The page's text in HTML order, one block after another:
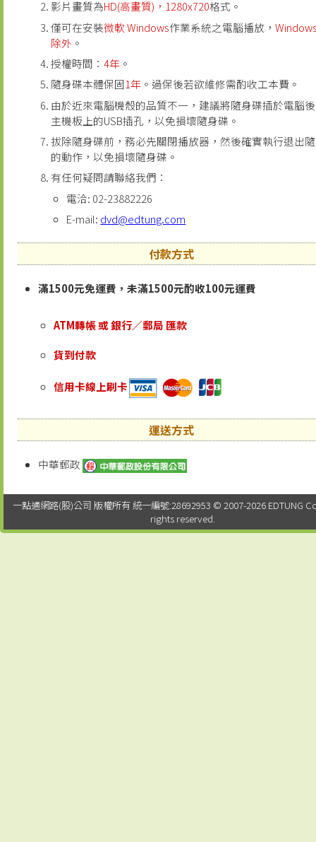
影片畫質為HD(高畫質)，1280x720格式。
僅可在安裝微軟 Windows作業系統之電腦播放，
除外 。
授權時間：4年 。
隨身碟本體保固1年 。過保後若欲維修需酌收工本費。
由於近來電腦機殼的品質不一，建議將隨身碟插於電腦
主機板上的USB插孔，以免損壞隨身碟。
拔除隨身碟前，務必先關閉播放器，然後確實執行退出
的動作，以免損壞隨身碟。
有任何疑問請聯絡我們：
電洽: 02-23882226
E-mail: dvd@edtung.com
付款方式
滿1500元免運費，未滿1500元酌收100元運費
ATM轉帳 或 銀行／郵局 匯款
貨到付款
信用卡線上刷卡
運送方式
中華郵政
一點通網路(股)公司 版權所有 統一編號:28692953 © 2007-2026 EDTUNG
rights reserved.